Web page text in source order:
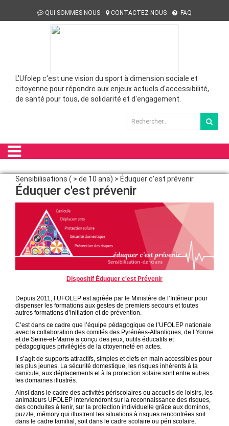
QUI SOMMES NOUS CONTACTEZ-NOUS FAQ
L'Ufolep c'est une vision du sport à dimension sociale et
citoyenne pour répondre aux enjeux actuels d'accessibilité,
de santé pour tous, de solidarité et d'engagement.
Sensibilisations ( > de 10 ans) > Éduquer c'est prévenir
Éduquer c'est prévenir
Dispositif Éduquer c'est Prévenir
Depuis 2011, l’UFOLEP est agréée par le Ministère de l’Intérieur pour
dispenser les formations aux gestes de premiers secours et toutes
autres formations d’initiation et de prévention.
C’est dans ce cadre que l’équipe pédagogique de l’UFOLEP nationale
avec la collaboration des comités des Pyrénées-Atlantiques, de l’Yonne
et de Seine-et-Marne a conçu des jeux, outils éducatifs et
pédagogiques privilégiés de la citoyenneté en actes.
Il s’agit de supports attractifs, simples et clefs en main accessibles pour
les plus jeunes. La sécurité domestique, les risques inhérents à la
canicule, aux déplacements et à la protection solaire sont entre autres
les domaines illustrés.
Ainsi dans le cadre des activités périscolaires ou accueils de loisirs, les
animateurs UFOLEP interviendront sur la reconnaissance des risques,
des conduites à tenir, sur la protection individuelle grâce aux dominos,
puzzle, mémory qui illustrent les situations à risques rencontrées soit
dans le cadre familial, soit dans le cadre scolaire ou péri scolaire.